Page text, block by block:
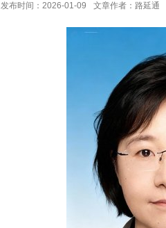
发布时间：2026-01-09 文章作者：路延通